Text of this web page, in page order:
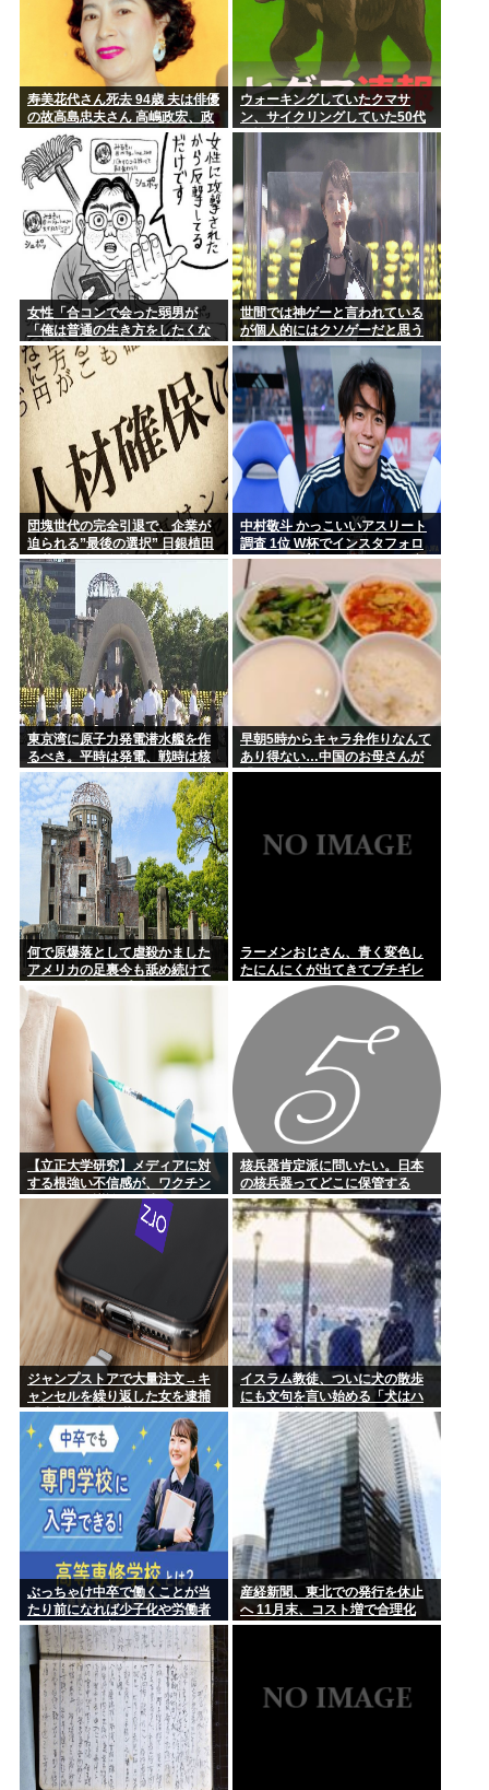
【スクリプト負けてて草w】「色々勉強した結果、理系以外は
エラー品...
避難所の小学生、けなげ。「思っていることをあまり言えな
い。お母さ...
【徹底議論】一度使ったフリーザーバッグって洗って再利用す
るよな？
ジャンポケ斉藤の被害女性「バウムクーヘン売ったりTikTok
ライ...
【ケンモハック】普通のエアコンをスポットクーラー化する方
法が発案...
今「佐渡ヶ島」の地価が爆上がり中、お前らまだ安い今のうち
に騙され...
【衝撃】大竹玖瑠美さんの叔父「玖瑠美さんらしき遺体が見つ
近所の公園のトイレがハッテン場になってるんだけど、どうす
ればゲイ...
寿美花代さん死去 94歳 夫は俳優
の故高島忠夫さん 高嶋政宏、政
伸の母
ウォーキングしていたクマサ
ン、サイクリングしていた50代
女性に遭遇
女性「合コンで会った弱男が
「俺は普通の生き方をしたくな
い」とかカッコつけててワロ
た。お前既に普通以下だろw」
⬅10万いいね
世間では神ゲーと言われている
が個人的にはクソゲーだと思う
ゲーム挙げてけwww
団塊世代の完全引退で、企業が
迫られる”最後の選択” 日銀植田
総裁「今後は女性の正社員化と
外国人の人材活用が鍵」
中村敬斗 かっこいいアスリート
調査 1位 W杯でインスタフォロ
ワー127万増 人気爆発 …2位 高
橋藍 3位 大谷翔平
東京湾に原子力発電潜水艦を作
るべき。平時は発電、戦時は核
ミサイル発射、事故ったら日本
海溝に沈める
早朝5時からキャラ弁作りなんて
あり得ない…中国のお母さんが
「なぜ日本人はそんなにがんば
何で原爆落として虐殺かました
アメリカの足裏今も舐め続けて
るの？日本人はプライドないの?
ラーメンおじさん、青く変色し
たにんにくが出てきてブチギレ
【立正大学研究】メディアに対
する根強い不信感が、ワクチン
に関する陰謀論の形成につなが
核兵器肯定派に問いたい。日本
の核兵器ってどこに保管する
の？
ジャンプストアで大量注文→キ
ャンセルを繰り返した女を逮捕
「注文で欲求が満たされた」総
額43億円
イスラム教徒、ついに犬の散歩
にも文句を言い始める「犬はハ
ラーム（禁忌）だ」
ぶっちゃけ中卒で働くことが当
たり前になれば少子化や労働者
不足問題は改善するよな
産経新聞、東北での発行を休止
へ 11月末、コスト増で合理化